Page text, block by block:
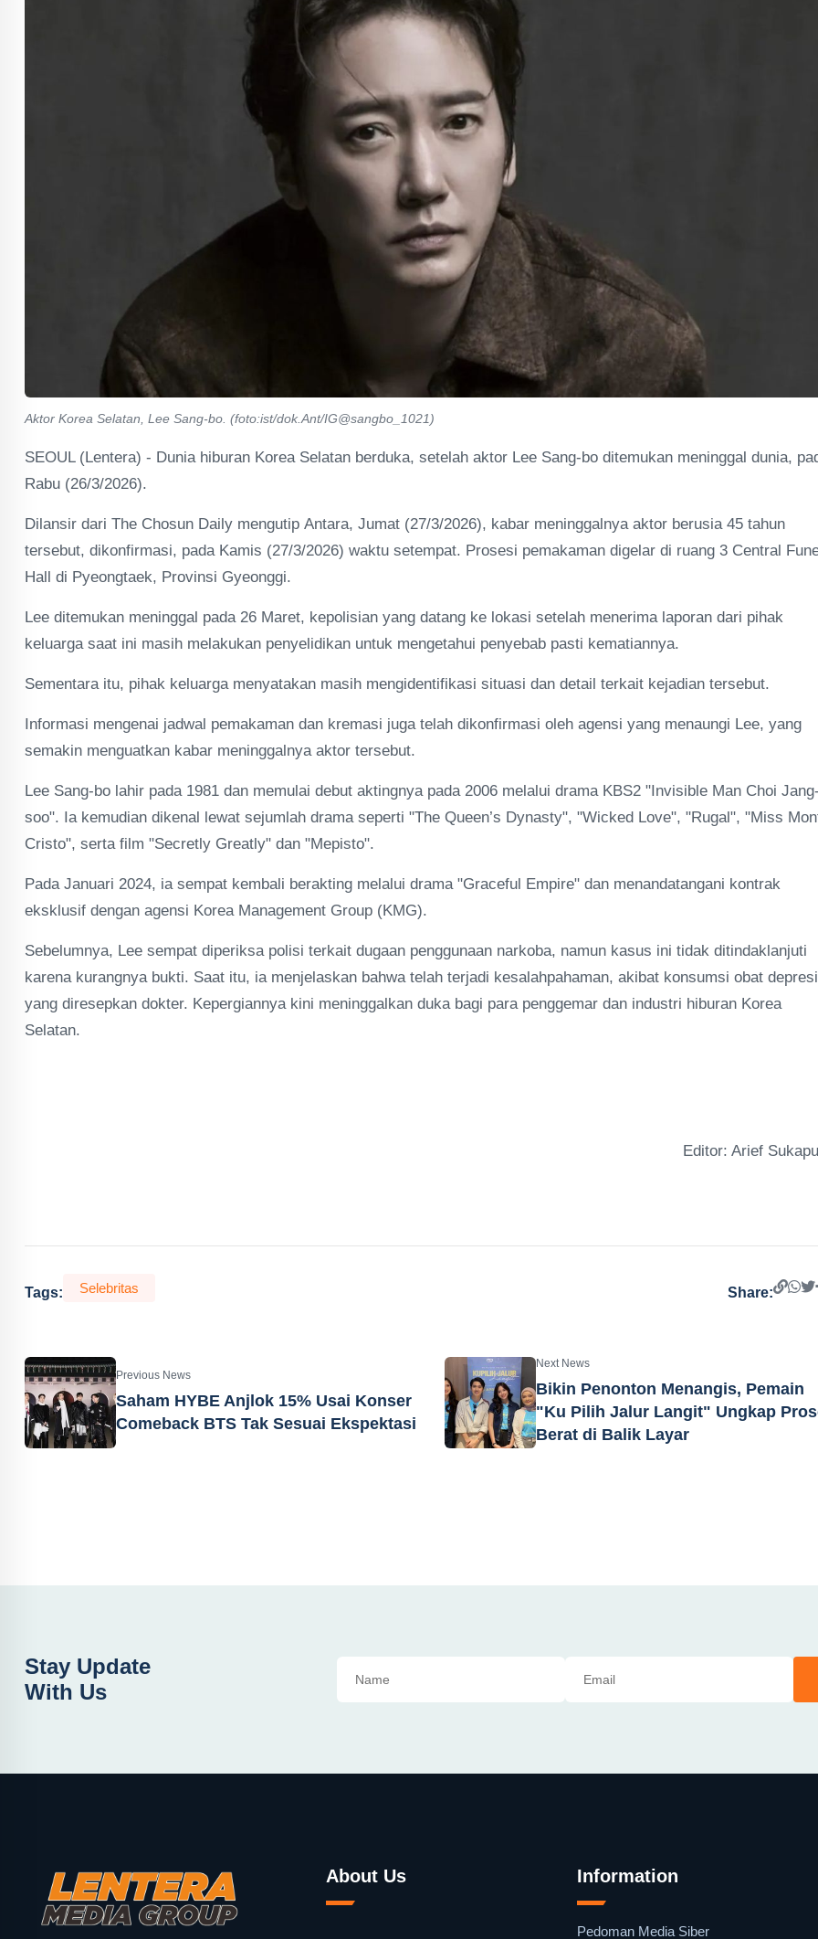
Aktor Korea Selatan, Lee Sang-bo. (foto:ist/dok.Ant/IG@sangbo_1021)
SEOUL (Lentera) - Dunia hiburan Korea Selatan berduka, setelah aktor Lee Sang-bo ditemukan meninggal dunia,
Rabu (26/3/2026).
Dilansir dari The Chosun Daily mengutip Antara, Jumat (27/3/2026), kabar meninggalnya aktor berusia 45 tahun
tersebut, dikonfirmasi, pada Kamis (27/3/2026) waktu setempat. Prosesi pemakaman digelar di ruang 3 Central
Hall di Pyeongtaek, Provinsi Gyeonggi.
Lee ditemukan meninggal pada 26 Maret, kepolisian yang datang ke lokasi setelah menerima laporan dari pihak
keluarga saat ini masih melakukan penyelidikan untuk mengetahui penyebab pasti kematiannya.
Sementara itu, pihak keluarga menyatakan masih mengidentifikasi situasi dan detail terkait kejadian tersebut.
Informasi mengenai jadwal pemakaman dan kremasi juga telah dikonfirmasi oleh agensi yang menaungi Lee, yang
semakin menguatkan kabar meninggalnya aktor tersebut.
Lee Sang-bo lahir pada 1981 dan memulai debut aktingnya pada 2006 melalui drama KBS2 "Invisible Man Choi
soo". Ia kemudian dikenal lewat sejumlah drama seperti "The Queen’s Dynasty", "Wicked Love", "Rugal", "Miss
Cristo", serta film "Secretly Greatly" dan "Mepisto".
Pada Januari 2024, ia sempat kembali berakting melalui drama "Graceful Empire" dan menandatangani kontrak
eksklusif dengan agensi Korea Management Group (KMG).
Sebelumnya, Lee sempat diperiksa polisi terkait dugaan penggunaan narkoba, namun kasus ini tidak ditindaklanjuti
karena kurangnya bukti. Saat itu, ia menjelaskan bahwa telah terjadi kesalahpahaman, akibat konsumsi obat depresi
yang diresepkan dokter. Kepergiannya kini meninggalkan duka bagi para penggemar dan industri hiburan Korea
Selatan.
Editor: Arief
Tags: Selebritas Share:
Previous News
Saham HYBE Anjlok 15% Usai Konser
Comeback BTS Tak Sesuai Ekspektasi
Next News
Bikin Penonton Menangis, Pemain
"Ku Pilih Jalur Langit" Ungkap
Berat di Balik Layar
Stay Update
With Us
About Us Information
Pedoman Media Siber